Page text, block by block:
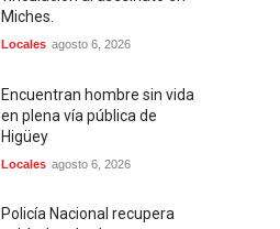
Miches.
Locales agosto 6, 2026
Encuentran hombre sin vida
en plena vía pública de
Higüey
Locales agosto 6, 2026
Policía Nacional recupera